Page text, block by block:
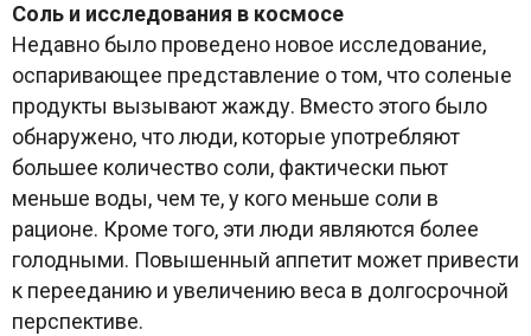
Соль и исследования в космосе
Недавно было проведено новое исследование,
оспаривающее представление о том, что соленые
продукты вызывают жажду. Вместо этого было
обнаружено, что люди, которые употребляют
большее количество соли, фактически пьют
меньше воды, чем те, у кого меньше соли в
рационе. Кроме того, эти люди являются более
голодными. Повышенный аппетит может привести
к перееданию и увеличению веса в долгосрочной
перспективе.